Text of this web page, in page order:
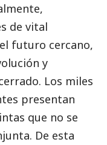
de vital
futuro cercano,
y
Los miles
presentan
que no se
De esta